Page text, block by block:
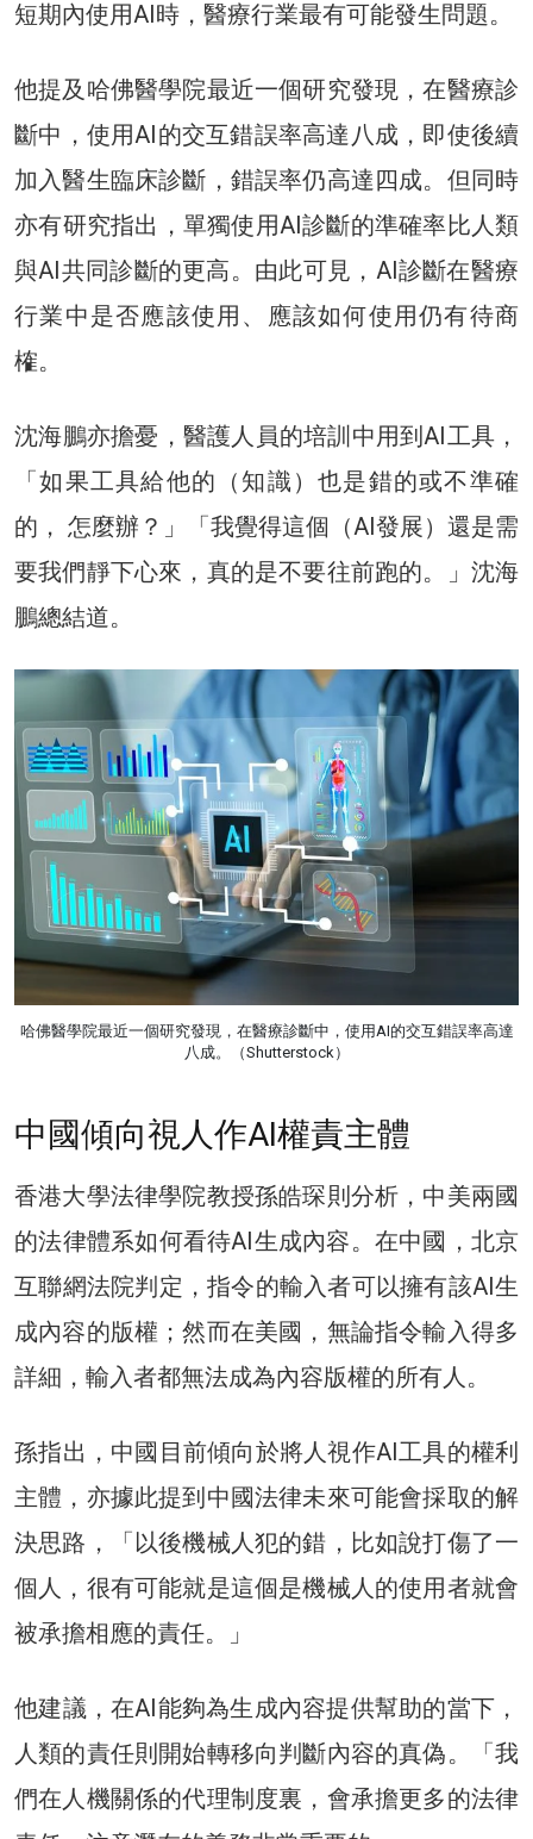
短期內使用AI時，醫療行業最有可能發生問題。
他提及哈佛醫學院最近一個研究發現，在醫療診
斷中，使用AI的交互錯誤率高達八成，即使後續
加入醫生臨床診斷，錯誤率仍高達四成。但同時
亦有研究指出，單獨使用AI診斷的準確率比人類
與AI共同診斷的更高。由此可見，AI診斷在醫療
行業中是否應該使用、應該如何使用仍有待商
榷。
沈海鵬亦擔憂，醫護人員的培訓中用到AI工具，
「如果工具給他的（知識）也是錯的或不準確
的， 怎麼辦？」「我覺得這個（AI發展）還是需
要我們靜下心來，真的是不要往前跑的。」沈海
鵬總結道。
哈佛醫學院最近一個研究發現，在醫療診斷中，使用AI的交互錯誤率高達
八成。（Shutterstock）
中國傾向視人作AI權責主體
香港⼤學法律學院教授孫皓琛則分析，中美兩國
的法律體系如何看待AI生成內容。在中國，北京
互聯網法院判定，指令的輸入者可以擁有該AI生
成內容的版權；然而在美國，無論指令輸入得多
詳細，輸入者都無法成為內容版權的所有人。
孫指出，中國目前傾向於將人視作AI工具的權利
主體，亦據此提到中國法律未來可能會採取的解
決思路，「以後機械人犯的錯，比如說打傷了一
個人，很有可能就是這個是機械人的使用者就會
被承擔相應的責任。」
他建議，在AI能夠為生成內容提供幫助的當下，
人類的責任則開始轉移向判斷內容的真偽。「我
們在人機關係的代理制度裏，會承擔更多的法律